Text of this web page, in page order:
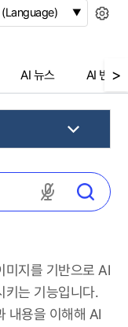
AI 뉴스 AI 번역
>
마이크 권
미지를 기반으로 AI
키는 기능입니다.
내용을 이해해 AI
(Language)